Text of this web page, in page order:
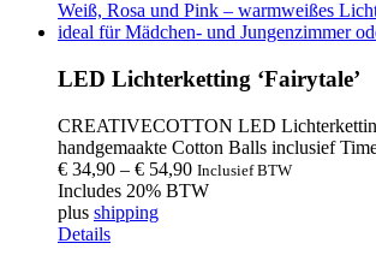
LED Lichterketting ‘Fairytale’
CREATIVECOTTON LED
handgemaakte Cotton Balls inclusief
€ 34,90 – € 54,90 Inclusief BTW
Includes 20% BTW
plus shipping
Details